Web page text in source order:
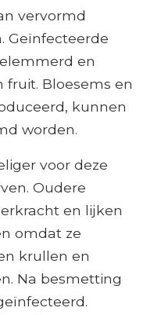
vervormd
Geïnfecteerde
en
fruit. Bloesems en
kunnen
worden.
voor deze
Oudere
en lijken
omdat ze
krullen en
Na besmetting